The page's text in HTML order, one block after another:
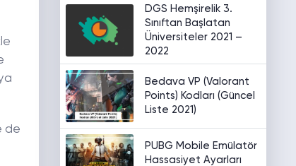
de
DGS Hemşirelik 3.
Sınıftan Başlatan
Üniversiteler 2021 –
2022
Bedava VP (Valorant
Points) Kodları (Güncel
Liste 2021)
PUBG Mobile Emülatör
Hassasiyet Ayarları